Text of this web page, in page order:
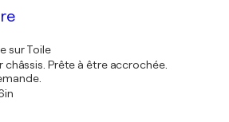
sur Toile
châssis. Prête à être accrochée.